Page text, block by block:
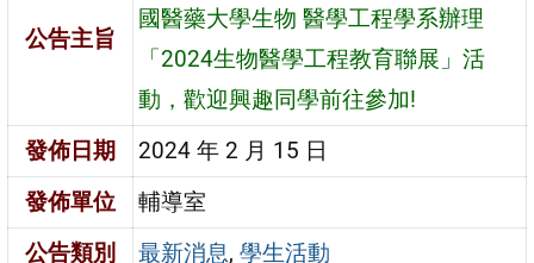
公告主旨
國醫藥大學生物 醫學工程學系辦理
「2024生物醫學工程教育聯展」活
動，歡迎興趣同學前往參加!
發佈日期
2024 年 2 月 15 日
發佈單位
輔導室
公告類別
最新消息,學生活動